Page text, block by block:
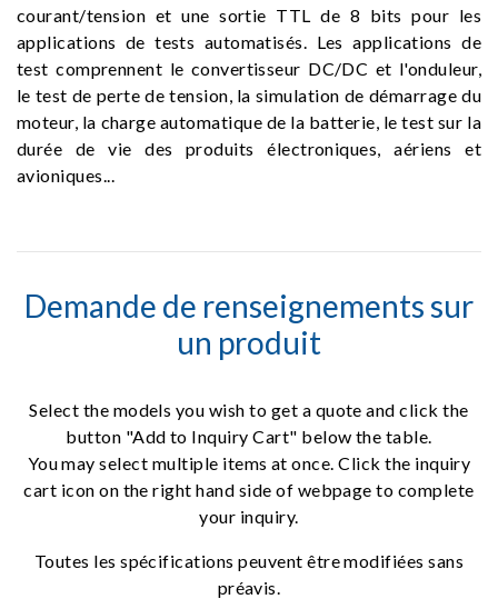
courant/tension et une sortie TTL de 8 bits pour les
applications de tests automatisés. Les applications de
test comprennent le convertisseur DC/DC et l'onduleur,
le test de perte de tension, la simulation de démarrage du
moteur, la charge automatique de la batterie, le test sur la
durée de vie des produits électroniques, aériens et
avioniques...
Demande de renseignements sur
un produit
Select the models you wish to get a quote and click the
button "Add to Inquiry Cart" below the table.
You may select multiple items at once. Click the inquiry
cart icon on the right hand side of webpage to complete
your inquiry.
Toutes les spécifications peuvent être modifiées sans
préavis.